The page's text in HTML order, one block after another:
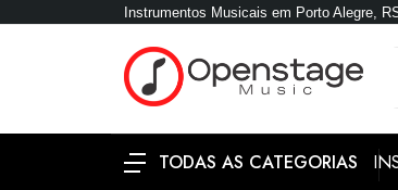
Instrumentos Musicais em Porto Alegre,
TODAS AS CATEGORIAS